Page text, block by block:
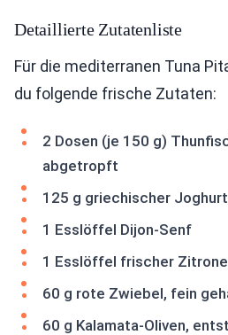
Detaillierte Zutatenliste
Für die mediterranen Tuna
du folgende frische Zutaten:
2 Dosen (je 150 g)
abgetropft
125 g griechischer Joghurt
1 Esslöffel Dijon-Senf
1 Esslöffel frischer
60 g rote Zwiebel, fein
60 g Kalamata-Oliven,